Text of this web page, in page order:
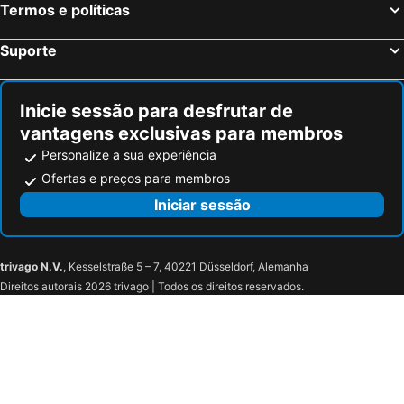
Cala Liberotto Hotéis na praia
Albitreccia Hotéis na praia
Termos e políticas
Suporte
Inicie sessão para desfrutar de
vantagens exclusivas para membros
Personalize a sua experiência
Ofertas e preços para membros
Iniciar sessão
trivago N.V., Kesselstraße 5 – 7, 40221 Düsseldorf, Alemanha
Direitos autorais 2026 trivago | Todos os direitos reservados.